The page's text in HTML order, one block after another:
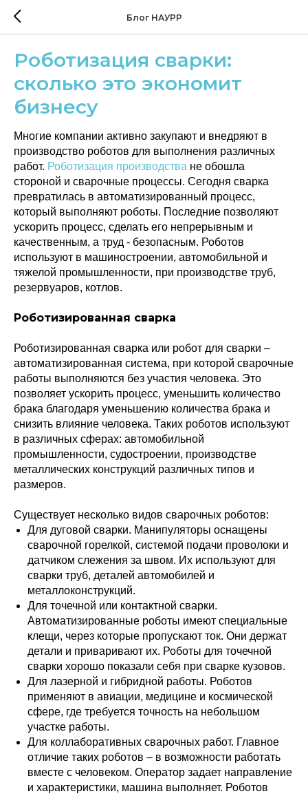
Блог НАУРР
Роботизация сварки:
сколько это экономит
бизнесу
Многие компании активно закупают и внедряют в
производство роботов для выполнения различных
работ. Роботизация производства не обошла
стороной и сварочные процессы. Сегодня сварка
превратилась в автоматизированный процесс,
который выполняют роботы. Последние позволяют
ускорить процесс, сделать его непрерывным и
качественным, а труд - безопасным. Роботов
используют в машиностроении, автомобильной и
тяжелой промышленности, при производстве труб,
резервуаров, котлов.
Роботизированная сварка
Роботизированная сварка или робот для сварки –
автоматизированная система, при которой сварочные
работы выполняются без участия человека. Это
позволяет ускорить процесс, уменьшить количество
брака благодаря уменьшению количества брака и
снизить влияние человека. Таких роботов используют
в различных сферах: автомобильной
промышленности, судостроении, производстве
металлических конструкций различных типов и
размеров.
Существует несколько видов сварочных роботов:
Для дуговой сварки. Манипуляторы оснащены
сварочной горелкой, системой подачи проволоки и
датчиком слежения за швом. Их используют для
сварки труб, деталей автомобилей и
металлоконструкций.
Для точечной или контактной сварки.
Автоматизированные роботы имеют специальные
клещи, через которые пропускают ток. Они держат
детали и приваривают их. Роботы для точечной
сварки хорошо показали себя при сварке кузовов.
Для лазерной и гибридной работы. Роботов
применяют в авиации, медицине и космической
сфере, где требуется точность на небольшом
участке работы.
Для коллаборативных сварочных работ. Главное
отличие таких роботов – в возможности работать
вместе с человеком. Оператор задает направление
и характеристики, машина выполняет. Роботов